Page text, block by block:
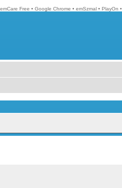
Free • Google Chrome • emSzmal • PlayOn •